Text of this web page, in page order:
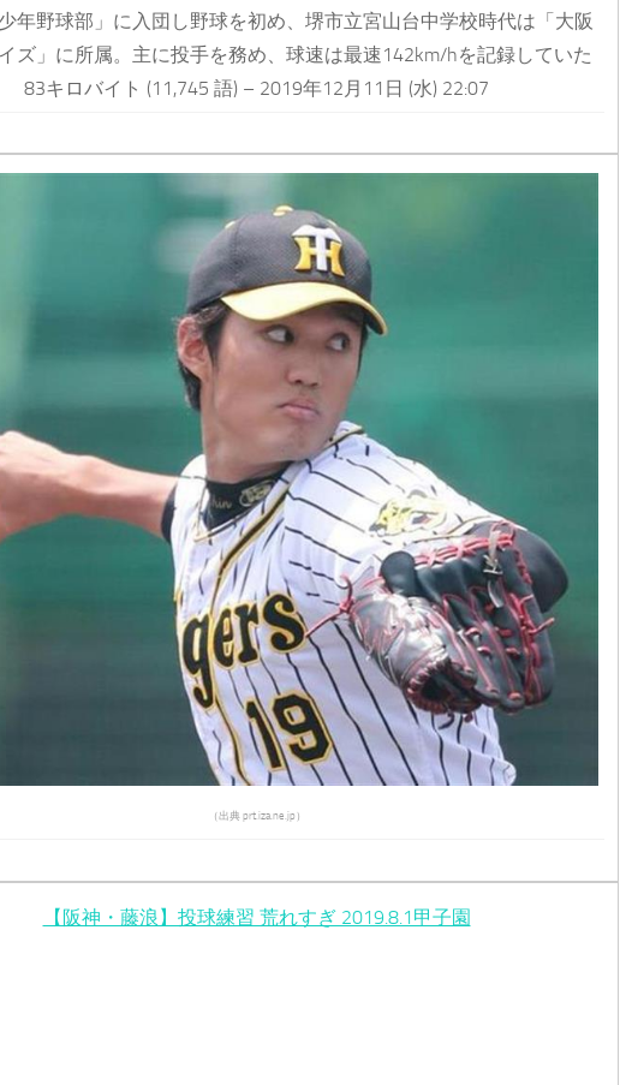
少年野球部」に入団し野球を初め、堺市立宮山台中学校時代は「大阪
ズ」に所属。主に投手を務め、球速は最速142km/hを記録していた
83キロバイト (11,745 語) – 2019年12月11日 (水) 22:07
（出典 prt.iza.ne.jp）
【阪神・藤浪】投球練習 荒れすぎ 2019.8.1甲子園